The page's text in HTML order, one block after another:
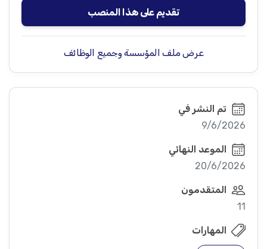
تقديم على هذا المنصب
عرض ملف المؤسسة وجميع الوظائف
تم النشر في
9/6/2026
الموعد النهائي
20/6/2026
المتقدمون
11
المهارات